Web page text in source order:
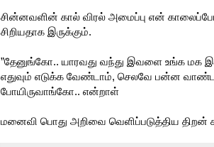
சின்னவளின் கால் விரல் அமைப்பு என்
சிறியதாக இருக்கும்.
”தேனுங்கோ.. யாரவது வந்து இவளை உங்க மக
எதுவும் எடுக்க வேண்டாம், செலவே பன்ன
போயிருவாங்கோ.. என்றாள்
மனைவி பொது அறிவை வெளிப்படுத்திய திறன்